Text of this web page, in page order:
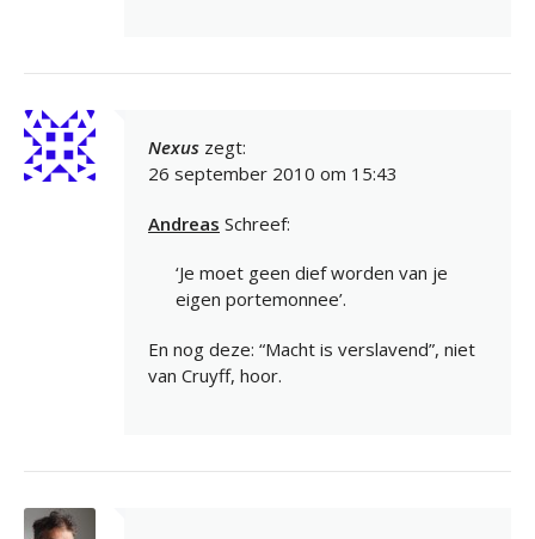
Nexus zegt:
26 september 2010 om 15:43
Andreas Schreef:
‘Je moet geen dief worden van je
eigen portemonnee’.
En nog deze: “Macht is verslavend”, niet
van Cruyff, hoor.